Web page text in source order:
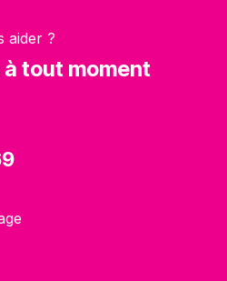
aider ?
tout moment